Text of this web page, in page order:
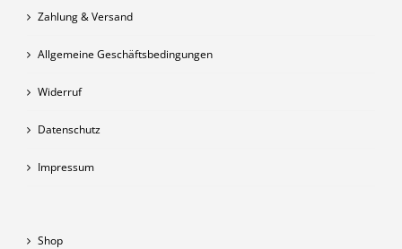
Zahlung & Versand
Allgemeine Geschäftsbedingungen
Widerruf
Datenschutz
Impressum
Shop